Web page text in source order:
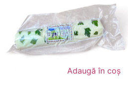
Adaugă în coș